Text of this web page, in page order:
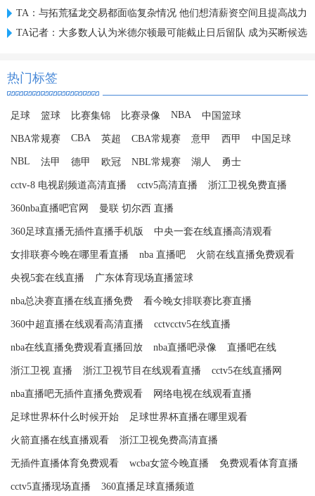
TA：与拓荒猛龙交易都面临复杂情况 他们想清薪资空间且提高战力
TA记者：大多数人认为米德尔顿最可能截止日后留队 成为买断候选
热门标签
足球 篮球 比赛集锦 比赛录像 NBA 中国篮球
NBA常规赛 CBA 英超 CBA常规赛 意甲 西甲 中国足球
NBL 法甲 德甲 欧冠 NBL常规赛 湖人 勇士
cctv-8 电视剧频道高清直播 cctv5高清直播 浙江卫视免费直播
360nba直播吧官网 曼联 切尔西 直播
360足球直播无插件直播手机版 中央一套在线直播高清观看
女排联赛今晚在哪里看直播 nba 直播吧 火箭在线直播免费观看
央视5套在线直播 广东体育现场直播篮球
nba总决赛直播在线直播免费 看今晚女排联赛比赛直播
360中超直播在线观看高清直播 cctvcctv5在线直播
nba在线直播免费观看直播回放 nba直播吧录像 直播吧在线
浙江卫视 直播 浙江卫视节目在线观看直播 cctv5在线直播网
nba直播吧无插件直播免费观看 网络电视在线观看直播
足球世界杯什么时候开始 足球世界杯直播在哪里观看
火箭直播在线直播观看 浙江卫视免费高清直播
无插件直播体育免费观看 wcba女篮今晚直播 免费观看体育直播
cctv5直播现场直播 360直播足球直播频道